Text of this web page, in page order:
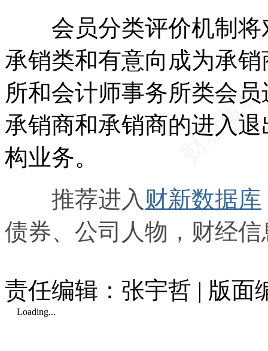
会员分类评价机制将
承销类和有意向成为承
所和会计师事务所类会
承销商和承销商的进入
构业务。
推荐进入 财新数据库
债券、公司人物，财经
责任编辑：张宇哲 | 版面
Loading...